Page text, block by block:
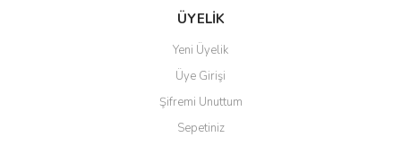
ÜYELİK
Yeni Üyelik
Üye Girişi
Şifremi Unuttum
Sepetiniz